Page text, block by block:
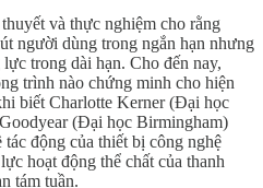
và thực nghiệm cho rằng
người dùng trong ngắn hạn nhưng
trong dài hạn. Cho đến nay,
trình nào chứng minh cho hiện
biết Charlotte Kerner (Đại học
(Đại học Birmingham)
tác động của thiết bị công nghệ
hoạt động thể chất của thanh
tám tuần.